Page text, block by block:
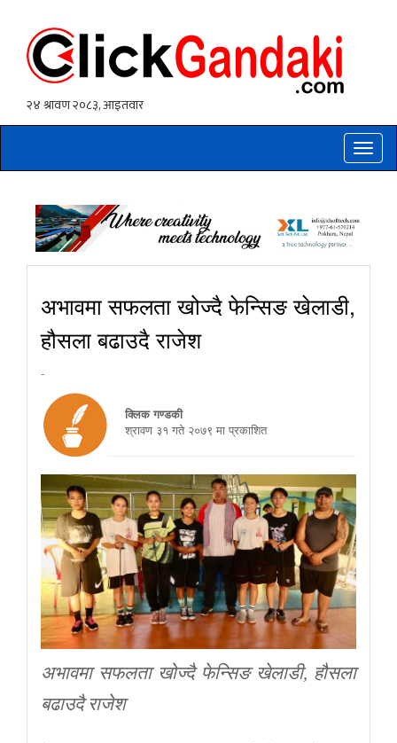
Toggle
अभावमा सफलता खोज्दै फेन्सिङ खेलाडी,
हौसला बढाउदै राजेश
-
क्लिक गण्डकी
श्रावण ३१ गते २०७९ मा प्रकाशित
अभावमा सफलता खोज्दै फेन्सिङ खेलाडी, हौसला
बढाउदै राजेश